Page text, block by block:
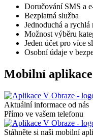
Doručování SMS a
Bezplatná služba
Jednoduchá a rychlá
Možnost výběru
Jeden účet pro více
Osobní údaje v
Mobilní aplikace
Aktuální informace od nás
Přímo ve vašem telefonu
Stáhněte si naši mobilní